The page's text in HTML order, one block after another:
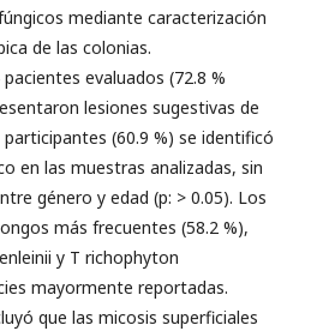
mediante caracterización
de las colonias.
evaluados (72.8 %
lesiones sugestivas de
(60.9 %) se identificó
en las muestras analizadas, sin
género y edad (p: > 0.05). Los
más frecuentes (58.2 %),
y T richophyton
mayormente reportadas.
que las micosis superficiales